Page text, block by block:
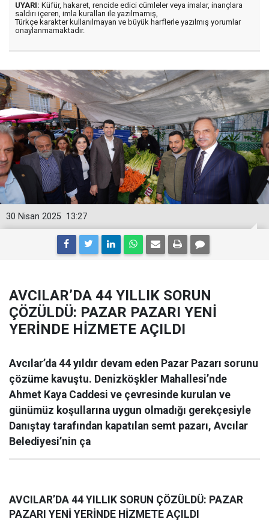
UYARI: Küfür, hakaret, rencide edici cümleler veya imalar, inançlara
saldırı içeren, imla kuralları ile yazılmamış,
Türkçe karakter kullanılmayan ve büyük harflerle yazılmış yorumlar
onaylanmamaktadır.
13:27
30 Nisan 2025
AVCILAR’DA 44 YILLIK SORUN
ÇÖZÜLDÜ: PAZAR PAZARI YENİ
YERİNDE HİZMETE AÇILDI
Avcılar’da 44 yıldır devam eden Pazar Pazarı sorunu
çözüme kavuştu. Denizköşkler Mahallesi’nde
Ahmet Kaya Caddesi ve çevresinde kurulan ve
günümüz koşullarına uygun olmadığı gerekçesiyle
Danıştay tarafından kapatılan semt pazarı, Avcılar
Belediyesi’nin ça
AVCILAR’DA 44 YILLIK SORUN ÇÖZÜLDÜ: PAZAR
PAZARI YENİ YERİNDE HİZMETE AÇILDI